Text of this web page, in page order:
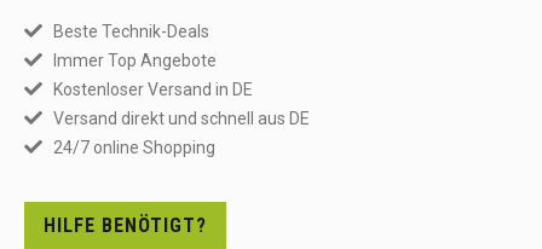
Beste Technik-Deals
Immer Top Angebote
Kostenloser Versand in DE
Versand direkt und schnell aus DE
24/7 online Shopping
HILFE BENÖTIGT?